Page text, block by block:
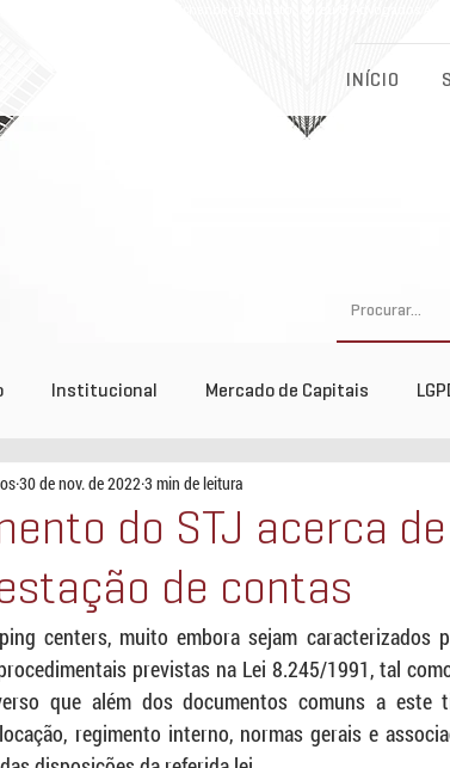
INÍCIO
Institucional Mercado de Capitais
do STJ acerca de
de contas
30 de nov. de 2022 3 min de leitura
centers, muito embora sejam caracterizados
previstas na Lei 8.245/1991, tal
que além dos documentos comuns a este
regimento interno, normas gerais e